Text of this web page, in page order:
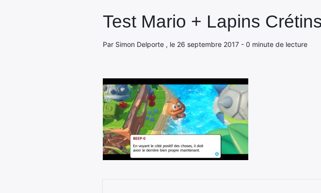
Test Mario + Lapins
Par Simon Delporte , le 26 septembre 2017 - 0 minute de lecture